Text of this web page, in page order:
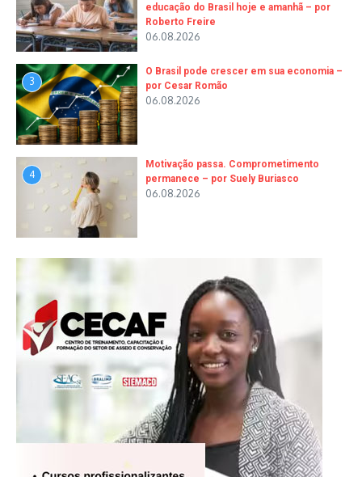
educação do Brasil hoje e amanhã – por
Roberto Freire
06.08.2026
3
O Brasil pode crescer em sua economia –
por Cesar Romão
06.08.2026
4
Motivação passa. Comprometimento
permanece – por Suely Buriasco
06.08.2026